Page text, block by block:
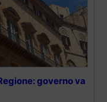
governo va